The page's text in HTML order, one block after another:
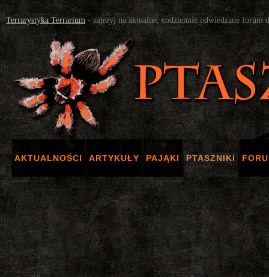
Terrarystyka Terrarium - zajrzyj na aktualne, codziennie odwiedzane forum
AKTUALNOŚCI ARTYKUŁY PAJĄKI PTASZNIKI